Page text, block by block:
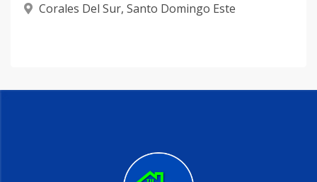
Corales Del Sur, Santo Domingo Este